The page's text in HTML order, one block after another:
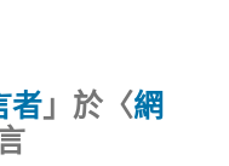
者」於〈網